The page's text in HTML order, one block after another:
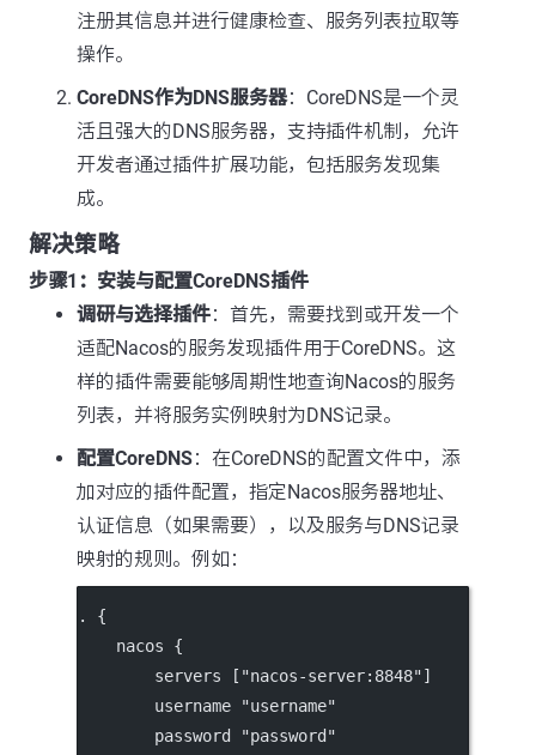
注册其信息并进行健康检查、服务列表拉取等
操作。
CoreDNS作为DNS服务器：CoreDNS是一个灵
活且强大的DNS服务器，支持插件机制，允许
开发者通过插件扩展功能，包括服务发现集
成。
解决策略
步骤1：安装与配置CoreDNS插件
调研与选择插件：首先，需要找到或开发一个
适配Nacos的服务发现插件用于CoreDNS。这
样的插件需要能够周期性地查询Nacos的服务
列表，并将服务实例映射为DNS记录。
配置CoreDNS：在CoreDNS的配置文件中，添
加对应的插件配置，指定Nacos服务器地址、
认证信息（如果需要），以及服务与DNS记录
映射的规则。例如：
. {
nacos {
servers ["nacos-server:8848"]
username "username"
password "password"